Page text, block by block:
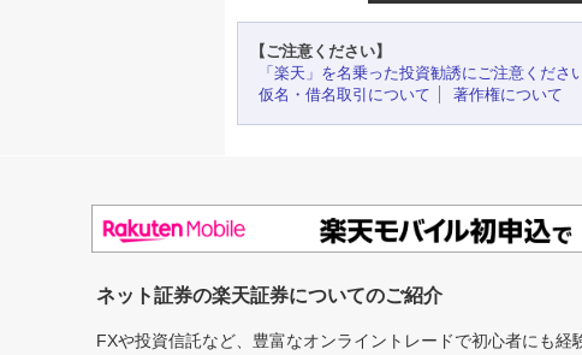
【ご注意ください】
「楽天」を名乗った投資勧誘にご注意くださ
仮名・借名取引について
著作権について
ネット証券の楽天証券についてのご紹介
FXや投資信託など、豊富なオンライントレードで初心者にも